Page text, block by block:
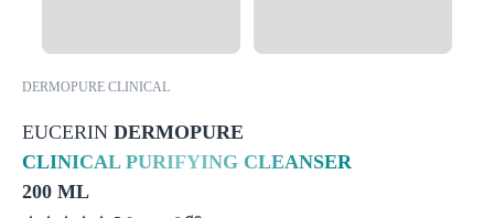
DERMOPURE CLINICAL
EUCERIN DERMOPURE
CLINICAL PURIFYING CLEANSER
200 ML